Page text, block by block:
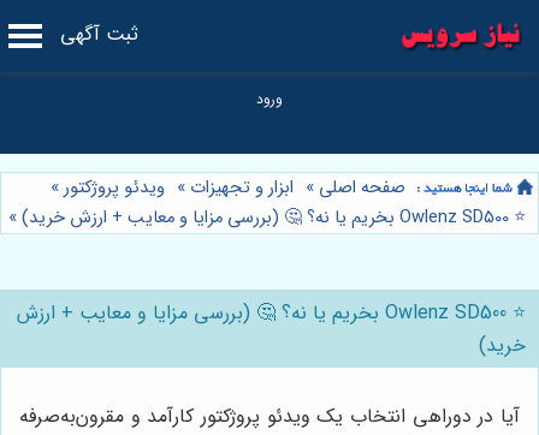
ثبت آگهی
صفحه اصلی » ابزار و تجهیزات » ویدئو پروژکتور»
⭐️ Owlenz SD500 بخریم یا نه؟ 🤔 (بررسی مزایا و معایب + ارزش خرید)
»
⭐️ Owlenz SD500 بخریم یا نه؟ 🤔 (بررسی مزایا و معایب + ارزش
خرید)
آیا در دوراهی انتخاب یک ویدئو پروژکتور کارآمد و مقرون‌به‌صرفه